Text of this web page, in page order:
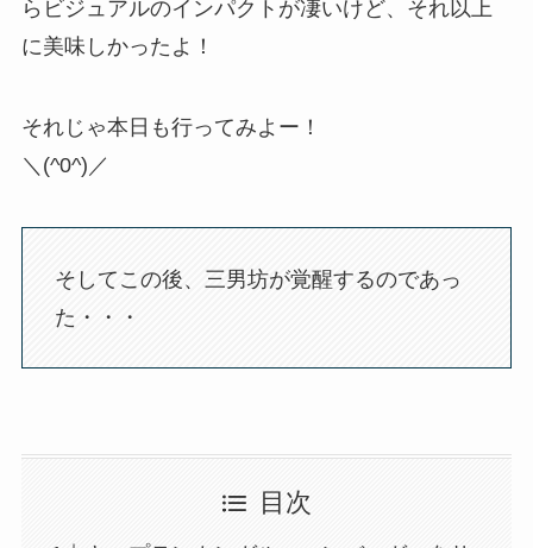
らビジュアルのインパクトが凄いけど、それ以上
に美味しかったよ！
それじゃ本日も行ってみよー！
＼(^0^)／
そしてこの後、三男坊が覚醒するのであっ
た・・・
目次